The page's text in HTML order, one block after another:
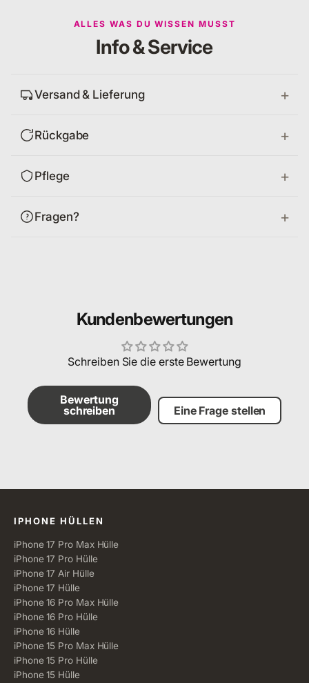
ALLES WAS DU WISSEN MUSST
Info & Service
Versand & Lieferung
Rückgabe
Pflege
Fragen?
Kundenbewertungen
Schreiben Sie die erste Bewertung
Bewertung
schreiben
Eine Frage stellen
Alle Kategorien
IPHONE HÜLLEN
iPhone 17 Pro Max Hülle
iPhone 17 Pro Hülle
iPhone 17 Air Hülle
iPhone 17 Hülle
iPhone 16 Pro Max Hülle
iPhone 16 Pro Hülle
iPhone 16 Hülle
iPhone 15 Pro Max Hülle
iPhone 15 Pro Hülle
iPhone 15 Hülle